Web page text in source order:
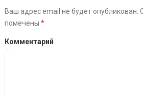
Ваш адрес email не будет опубликован.
помечены *
Комментарий